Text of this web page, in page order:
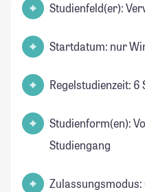
Studienfeld(er):
Startdatum: nur
Regelstudienzeit: 6
Studienform(en):
Studiengang